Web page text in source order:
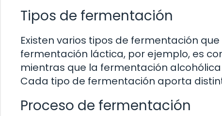
Tipos de fermentación
Existen varios tipos de fermentación
fermentación láctica, por ejemplo, es
mientras que la fermentación
Cada tipo de fermentación aporta
Proceso de fermentación